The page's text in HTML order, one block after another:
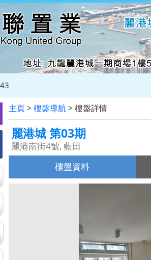
主頁>樓盤導航> 樓盤詳情
麗港城 第03期
麗港南街4號, 藍田
樓盤資料